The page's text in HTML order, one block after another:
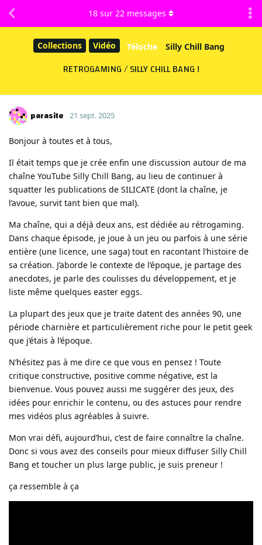
Collections Vidéo Téloche Silly Chill Bang
RETROGAMING / SILLY CHILL BANG !
18 sur 22 messages
parasite 21 sept. 2025
Bonjour à toutes et à tous,
Il était temps que je crée enfin une discussion autour de ma
chaîne YouTube Silly Chill Bang, au lieu de continuer à
squatter les publications de SILICATE (dont la chaîne, je
l’avoue, survit tant bien que mal).
Ma chaîne, qui a déjà deux ans, est dédiée au rétrogaming.
Dans chaque épisode, je joue à un jeu ou parfois à une série
entière (une licence, une saga) tout en racontant l’histoire de
sa création. J’aborde le contexte de l’époque, je partage des
anecdotes, je parle des coulisses du développement, et je
liste même quelques easter eggs.
La plupart des jeux que je traite datent des années 90, une
période charnière et particulièrement riche pour le petit geek
que j’étais à l’époque.
N’hésitez pas à me dire ce que vous en pensez ! Toute
critique constructive, positive comme négative, est la
bienvenue. Vous pouvez aussi me suggérer des jeux, des
idées pour enrichir le contenu, ou des astuces pour rendre
mes vidéos plus agréables à suivre.
Mon vrai défi, aujourd’hui, c’est de faire connaître la chaîne.
Donc si vous avez des conseils pour mieux diffuser Silly Chill
Bang et toucher un plus large public, je suis preneur !
ça ressemble à ça